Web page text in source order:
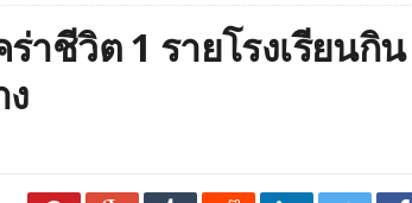
าชีวิต 1 รายโรงเรียนกิน